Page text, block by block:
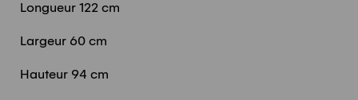
Longueur 122 cm
Largeur 60 cm
Hauteur 94 cm